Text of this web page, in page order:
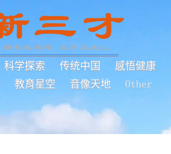
科学探索 传统中国 感悟健康
教育星空 音像天地 Other